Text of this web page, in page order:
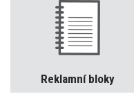
Reklamní bloky